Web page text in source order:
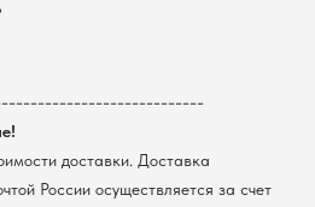
доставки. Доставка
России осуществляется за счет
Доставка
Контакты